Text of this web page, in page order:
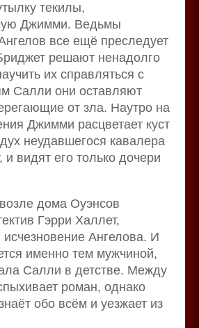
текилы,
Джимми. Ведьмы
все ещё преследует
решают ненадолго
их справляться с
Салли они оставляют
от зла. Наутро на
Джимми расцветает куст
неудавшегося кавалера
и видят его только дочери
дома Оуэнсов
Гэрри Халлет,
Ангелова. И
именно тем мужчиной,
Салли в детстве. Между
роман, однако
обо всём и уезжает из